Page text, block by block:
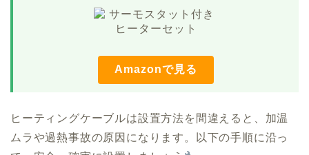
Amazonで見る
ヒーティングケーブルは設置方法を間違えると、加温
ムラや過熱事故の原因になります。以下の手順に沿っ